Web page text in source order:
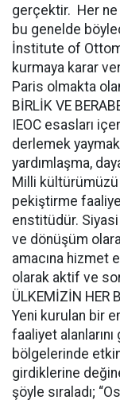
gerçektir. Her
bu genelde
İnstitute of
kurmaya karar
Paris olmakta
BİRLİK VE
IEOC esasları
derlemek
yardımlaşma,
Milli
pekiştirme
enstitüdür.
ve dönüşüm
amacına hizmet
olarak aktif ve
ÜLKEMİZİN HER
Yeni kurulan bir
faaliyet
bölgelerinde
girdiklerine
şöyle sıraladı;